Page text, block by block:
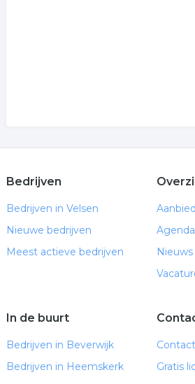
Bedrijven
Bedrijven in Velsen
Nieuwe bedrijven
Meest actieve bedrijven
In de buurt
Bedrijven in Beverwijk
Bedrijven in Heemskerk
Gratis